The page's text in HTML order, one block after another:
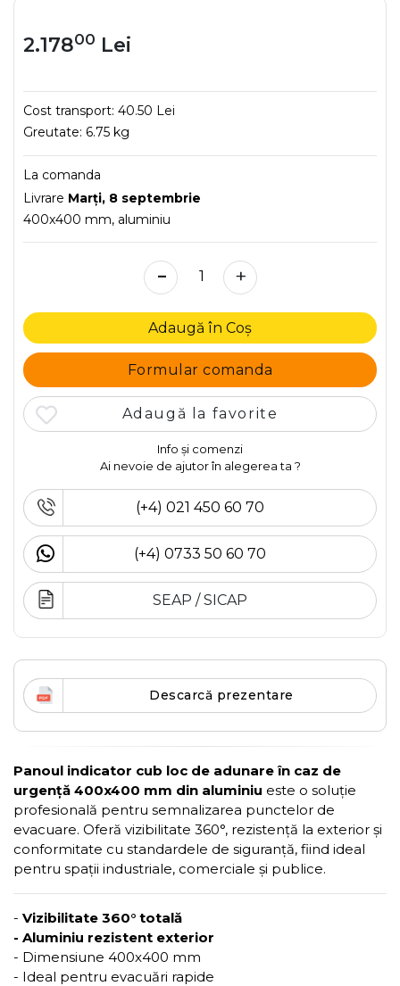
2.17800 Lei
Cost transport: 40.50 Lei
Greutate: 6.75 kg
La comanda
Livrare Marţi, 8 septembrie
400x400 mm, aluminiu
- +
Adaugă în Coș
Formular comanda
Adaugă la favorite
Info și comenzi
Ai nevoie de ajutor în alegerea ta ?
(+4) 021 450 60 70
(+4) 0733 50 60 70
SEAP / SICAP
Descarcă prezentare
Panoul indicator cub loc de adunare în caz de
urgență 400x400 mm din aluminiu este o soluție
profesională pentru semnalizarea punctelor de
evacuare. Oferă vizibilitate 360°, rezistență la exterior și
conformitate cu standardele de siguranță, fiind ideal
pentru spații industriale, comerciale și publice.
- Vizibilitate 360° totală
- Aluminiu rezistent exterior
- Dimensiune 400x400 mm
- Ideal pentru evacuări rapide